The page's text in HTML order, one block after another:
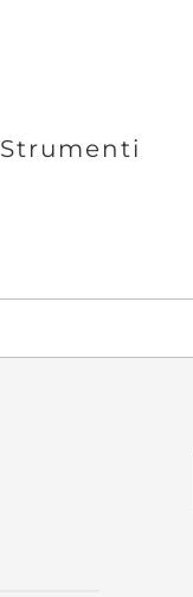
Strumenti